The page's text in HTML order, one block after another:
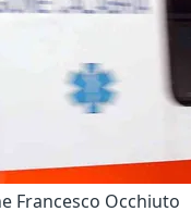
Francesco Occhiuto